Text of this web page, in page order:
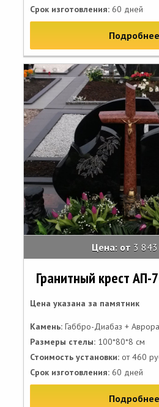
Срок изготовления: 60 дней
Подробнее
Цена: от 3 843
Гранитный крест АП-
Цена указана за памятник
Камень: Габбро-Диабаз + Аврора
Размеры стелы: 100*80*8 см
Стоимость установки: от 460
Срок изготовления: 60 дней
Подробнее